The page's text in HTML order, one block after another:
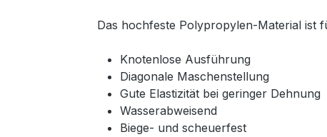
Das hochfeste Polypropylen-Material ist
Knotenlose Ausführung
Diagonale Maschenstellung
Gute Elastizität bei geringer Dehnung
Wasserabweisend
Biege- und scheuerfest